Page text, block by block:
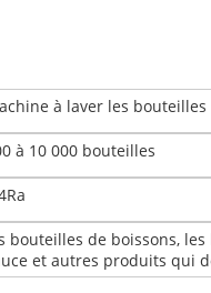
à laver les bouteilles
à 10 000 bouteilles
bouteilles de boissons,
et autres produits qui